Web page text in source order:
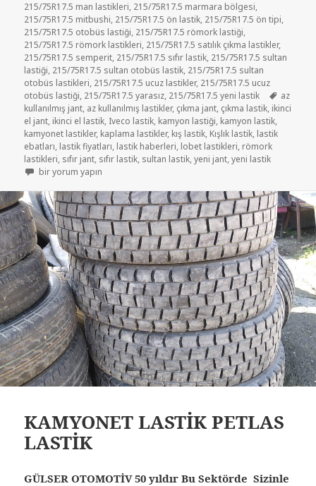
215/75R17.5 man lastikleri, 215/75R17.5 marmara bölgesi,
215/75R17.5 mitbushi, 215/75R17.5 ön lastik, 215/75R17.5 ön tipi,
215/75R17.5 otobüs lastiği, 215/75R17.5 römork lastiği,
215/75R17.5 römork lastikleri, 215/75R17.5 satılık çıkma lastikler,
215/75R17.5 semperit, 215/75R17.5 sıfır lastik, 215/75R17.5 sultan
lastiği, 215/75R17.5 sultan otobüs lastik, 215/75R17.5 sultan
otobüs lastikleri, 215/75R17.5 ucuz lastikler, 215/75R17.5 ucuz
otobüs lastiği, 215/75R17.5 yarasız, 215/75R17.5 yeni lastik Etiketler
az
kullanılmış jant, az kullanılmış lastikler, çıkma jant, çıkma lastik, ikinci
el jant, ikinci el lastik, Iveco lastik, kamyon lastiği, kamyon lastik,
kamyonet lastikler, kaplama lastikler, kış lastik, Kışlık lastik, lastik
ebatları, lastik fiyatları, lastik haberleri, lobet lastikleri, römork
lastikleri, sıfır jant, sıfır lastik, sultan lastik,yeni jant,yeni lastik
215-75R17.5 ÇIKMA KAMYONET LASTİKLER için
bir yorum yapın
KAMYONET LASTİK PETLAS
LASTİK
GÜLSER OTOMOTİV 50 yıldır Bu Sektörde Sizinle